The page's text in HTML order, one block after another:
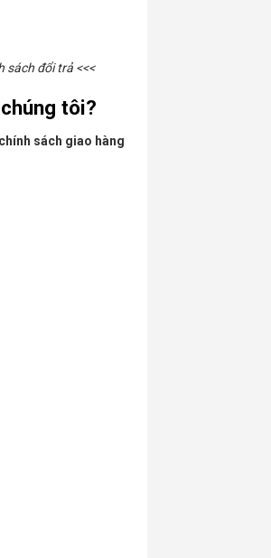
sách đổi trả <<<
tôi?
sách giao hàng